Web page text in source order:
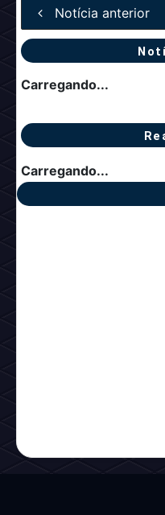
Notícia anterior
Carregando...
Carregando...